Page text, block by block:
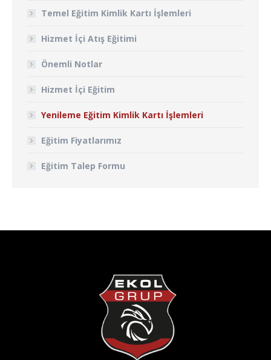
Temel Eğitim Kimlik Kartı İşlemleri
Hizmet İçi Atış Eğitimi
Önemli Notlar
Hizmet İçi Eğitim
Yenileme Eğitim Kimlik Kartı İşlemleri
Eğitim Fiyatlarımız
Eğitim Talep Formu